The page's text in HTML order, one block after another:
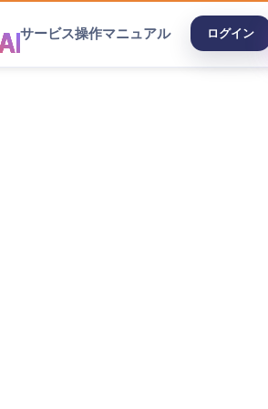
サービス操作マニュアル ログイン